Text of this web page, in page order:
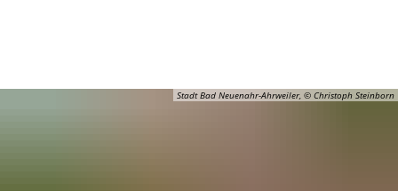
Stadt Bad Neuenahr-Ahrweiler, © Christoph Steinborn